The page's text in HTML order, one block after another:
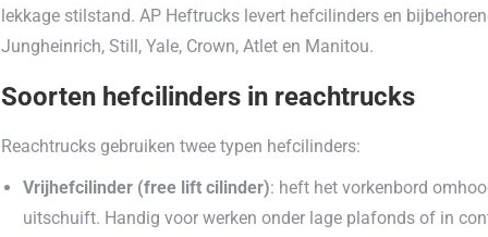
lekkage stilstand. AP Heftrucks levert hefcilinders en
Jungheinrich, Still, Yale, Crown, Atlet en Manitou.
Soorten hefcilinders in reachtrucks
Reachtrucks gebruiken twee typen hefcilinders:
Vrijhefcilinder (free lift cilinder): heft het vorkenbord
uitschuift. Handig voor werken onder lage plafonds of in